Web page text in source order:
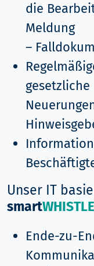
die
Meldung
–
gesetzliche
Unser IT
smartWHISTLE
Ende-zu-